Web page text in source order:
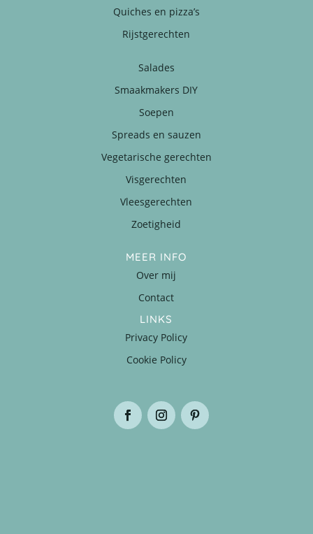
Quiches en pizza’s
Rijstgerechten
Salades
Smaakmakers DIY
Soepen
Spreads en sauzen
Vegetarische gerechten
Visgerechten
Vleesgerechten
Zoetigheid
MEER INFO
Over mij
Contact
LINKS
Privacy Policy
Cookie Policy